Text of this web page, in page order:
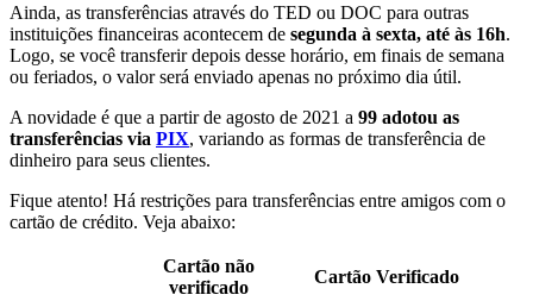
Ainda, as transferências através do TED ou DOC para outras
instituições financeiras acontecem de segunda à sexta, até às 16h.
Logo, se você transferir depois desse horário, em finais de semana
ou feriados, o valor será enviado apenas no próximo dia útil.
A novidade é que a partir de agosto de 2021 a 99 adotou as
transferências via PIX, variando as formas de transferência de
dinheiro para seus clientes.
Fique atento! Há restrições para transferências entre amigos com o
cartão de crédito. Veja abaixo:
Cartão não
verificado
Cartão Verificado